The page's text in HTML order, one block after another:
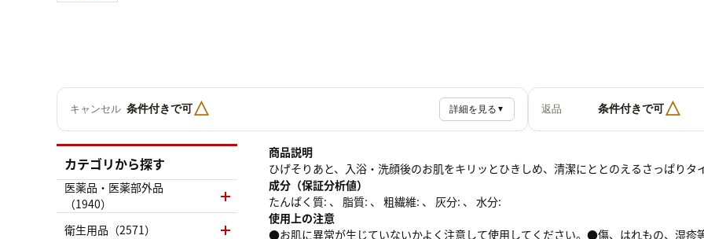
キャンセル 条件付きで可△ 詳細を見る ▼ 返品 条件付きで可△
商品説明
ひげそりあと、入浴・洗顔後のお肌をキリッとひきしめ、清潔にととのえるさっぱりタ
成分（保証分析値）
たんぱく質: 、 脂質: 、 粗繊維: 、 灰分: 、 水分:
使用上の注意
●お肌に異常が生じていないかよく注意して使用してください。●傷、はれもの、湿
カテゴリから探す
医薬品・医薬部外品
（1940）
衛生用品（2571）